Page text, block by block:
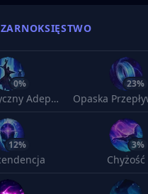
0%
Aksjomatyczny Adept Arkanów
23%
12% 3%
Chyżość